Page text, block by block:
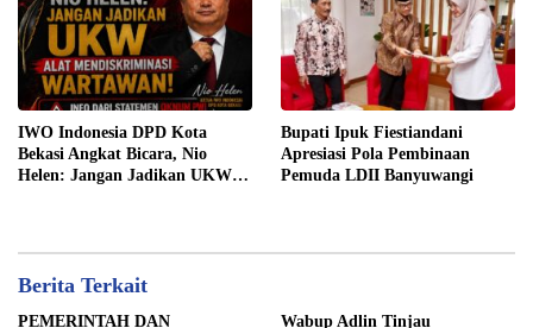
IWO Indonesia DPD Kota
Bekasi Angkat Bicara, Nio
Helen: Jangan Jadikan UKW
Bupati Ipuk Fiestiandani
Apresiasi Pola Pembinaan
Pemuda LDII Banyuwangi
Berita Terkait
PEMERINTAH DAN
Wabup Adlin Tinjau